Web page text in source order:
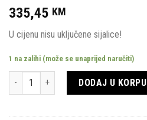
335,45 KM
U cijenu nisu uključene sijalice!
1 na zalihi (može se unaprijed naručiti)
Količina DODAJ U KORPU